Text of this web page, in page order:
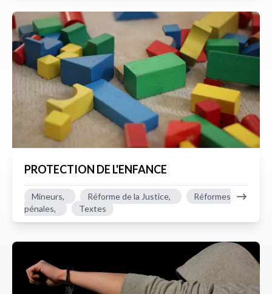
PROTECTION DE L'ENFANCE
Mineurs, Réforme de la Justice,
Réformes
pénales,
Textes